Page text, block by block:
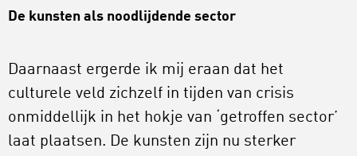
De kunsten als noodlijdende sector
Daarnaast ergerde ik mij eraan dat het
culturele veld zichzelf in tijden van crisis
onmiddellijk in het hokje van ‘getroffen sector’
laat plaatsen. De kunsten zijn nu sterker